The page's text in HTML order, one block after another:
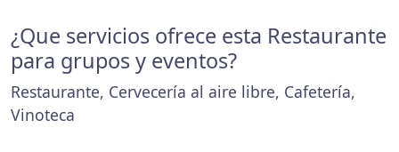
¿Que servicios ofrece esta Restaurante
para grupos y eventos?
Restaurante, Cervecería al aire libre, Cafetería,
Vinoteca